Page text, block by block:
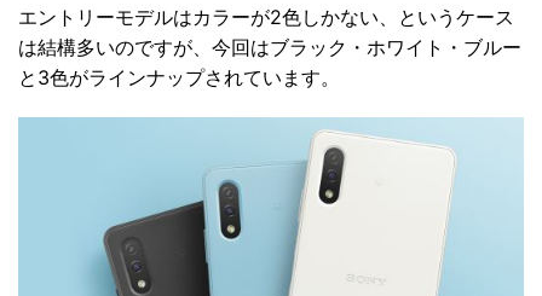
エントリーモデルはカラーが2色しかない、というケース
は結構多いのですが、今回はブラック・ホワイト・ブルー
と3色がラインナップされています。